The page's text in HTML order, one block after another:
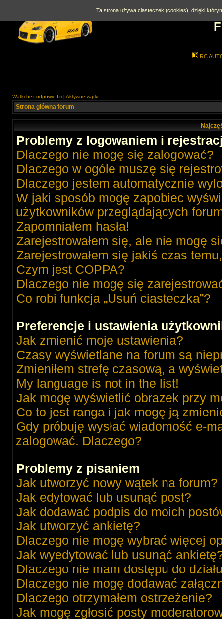
RC
Wątki bez odpowiedzi | Aktywne wątki
Strona główna forum
Problemy z logowaniem i
Dlaczego nie mogę się zalogować?
Dlaczego w ogóle muszę się
Dlaczego jestem automatycznie
W jaki sposób mogę zapobiec
użytkowników przeglądających
Zapomniałem hasła!
Zarejestrowałem się, ale nie mogę
Zarejestrowałem się jakiś czas
Czym jest COPPA?
Dlaczego nie mogę się
Co robi funkcja „Usuń ciasteczka”?
Preferencje i ustawienia
Jak zmienić moje ustawienia?
Czasy wyświetlane na forum są
Zmieniłem strefę czasową, a
My language is not in the list!
Jak mogę wyświetlić obrazek przy
Co to jest ranga i jak mogę ją
Gdy próbuję wysłać wiadomość e-
zalogować. Dlaczego?
Problemy z pisaniem
Jak utworzyć nowy wątek na forum?
Jak edytować lub usunąć post?
Jak dodawać podpis do moich
Jak utworzyć ankietę?
Dlaczego nie mogę wybrać więcej
Jak wyedytować lub usunąć
Dlaczego nie mam dostępu do
Dlaczego nie mogę dodawać
Dlaczego otrzymałem ostrzeżenie?
Jak mogę zgłosić posty
Ta strona używa ciasteczek (cookies), dzięki